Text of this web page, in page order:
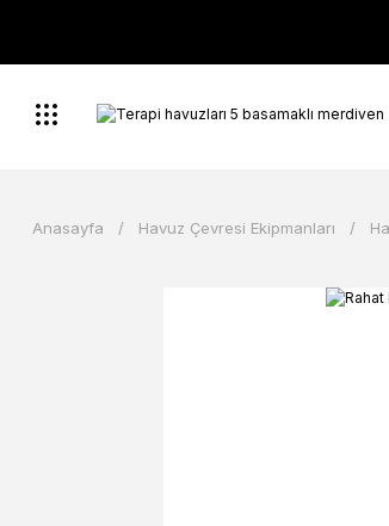
Anasayfa Havuz Çevresi Ekipmanları